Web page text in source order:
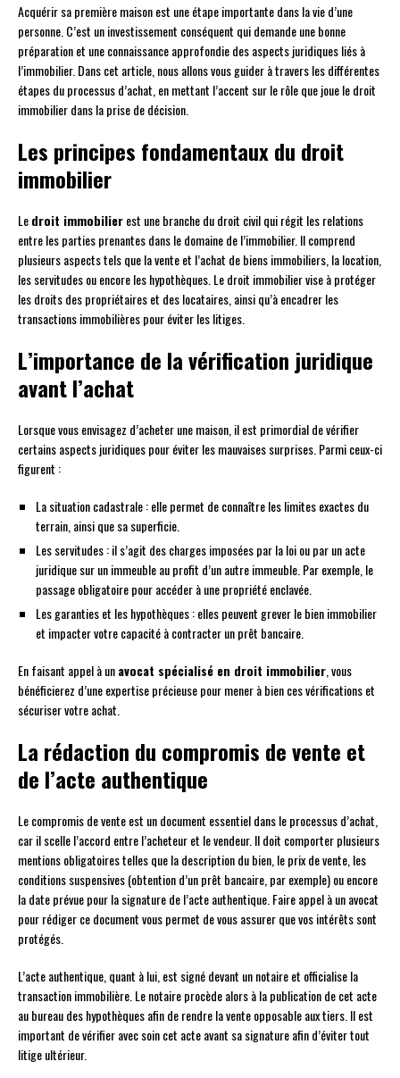
Acquérir sa première maison est une étape importante dans la vie d’une
personne. C’est un investissement conséquent qui demande une bonne
préparation et une connaissance approfondie des aspects juridiques liés à
l’immobilier. Dans cet article, nous allons vous guider à travers les différentes
étapes du processus d’achat, en mettant l’accent sur le rôle que joue le droit
immobilier dans la prise de décision.
Les principes fondamentaux du droit
immobilier
Ledroit immobilierest une branche du droit civil qui régit les relations
entre les parties prenantes dans le domaine de l’immobilier. Il comprend
plusieurs aspects tels que la vente et l’achat de biens immobiliers, la location,
les servitudes ou encore les hypothèques. Le droit immobilier vise à protéger
les droits des propriétaires et des locataires, ainsi qu’à encadrer les
transactions immobilières pour éviter les litiges.
L’importance de la vérification juridique
avant l’achat
Lorsque vous envisagez d’acheter une maison, il est primordial de vérifier
certains aspects juridiques pour éviter les mauvaises surprises. Parmi ceux-ci
figurent :
La situation cadastrale : elle permet de connaître les limites exactes du
terrain, ainsi que sa superficie.
Les servitudes : il s’agit des charges imposées par la loi ou par un acte
juridique sur un immeuble au profit d’un autre immeuble. Par exemple, le
passage obligatoire pour accéder à une propriété enclavée.
Les garanties et les hypothèques : elles peuvent grever le bien immobilier
et impacter votre capacité à contracter un prêt bancaire.
En faisant appel à unavocat spécialisé en droit immobilier , vous
bénéficierez d’une expertise précieuse pour mener à bien ces vérifications et
sécuriser votre achat.
La rédaction du compromis de vente et
de l’acte authentique
Le compromis de vente est un document essentiel dans le processus d’achat,
car il scelle l’accord entre l’acheteur et le vendeur. Il doit comporter plusieurs
mentions obligatoires telles que la description du bien, le prix de vente, les
conditions suspensives (obtention d’un prêt bancaire, par exemple) ou encore
la date prévue pour la signature de l’acte authentique. Faire appel à un avocat
pour rédiger ce document vous permet de vous assurer que vos intérêts sont
protégés.
L’acte authentique, quant à lui, est signé devant un notaire et officialise la
transaction immobilière. Le notaire procède alors à la publication de cet acte
au bureau des hypothèques afin de rendre la vente opposable aux tiers. Il est
important de vérifier avec soin cet acte avant sa signature afin d’éviter tout
litige ultérieur.